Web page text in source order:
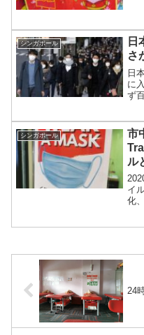
ー
る
シンガポール
日
さ
日
に
ず
そ
れ
衛
シンガポール
市
ル
イ
化
違
ガ
24